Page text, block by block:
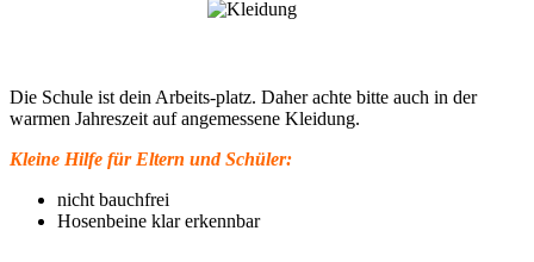
Die Schule ist dein Arbeits-platz. Daher achte bitte auch in der
warmen Jahreszeit auf angemessene Kleidung.
Kleine Hilfe für Eltern und Schüler:
nicht bauchfrei
Hosenbeine klar erkennbar